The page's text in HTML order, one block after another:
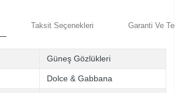
Taksit Seçenekleri Garanti Ve
Güneş Gözlükleri
Dolce & Gabbana